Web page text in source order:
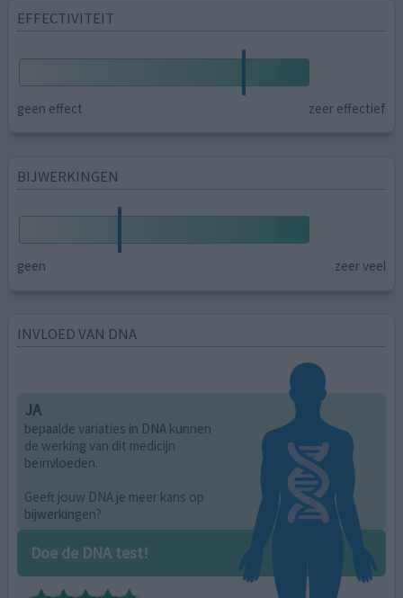
EFFECTIVITEIT
geen effect zeer effectief
BIJWERKINGEN
geen zeer veel
INVLOED VAN DNA
JA
bepaalde variaties in DNA kunnen
de werking van dit medicijn
beïnvloeden.
Geeft jouw DNA je meer kans op
bijwerkingen?
Doe de DNA test!